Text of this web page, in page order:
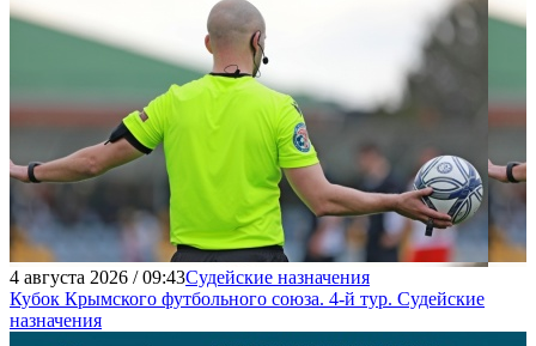
4 августа 2026 / 09:43Судейские назначения
Кубок Крымского футбольного союза. 4-й тур. Судейские
назначения